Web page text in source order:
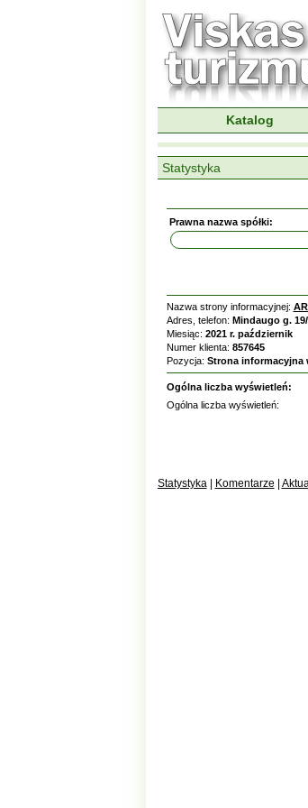
Katalog
Statystyka
Prawna nazwa spółki:
Nazwa strony informacyjnej:
Adres, telefon: Mindaugo g. 19/
Miesiąc: 2021 r. październik
Numer klienta: 857645
Pozycja: Strona informacyjna
Ogólna liczba wyświetleń:
Ogólna liczba wyświetleń:
Statystyka Komentarze